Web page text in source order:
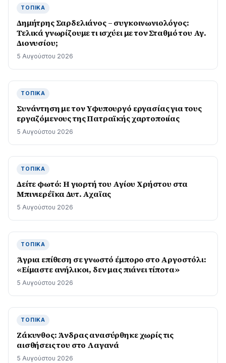
ΤΟΠΙΚΆ
Δημήτρης Σαρδελιάνος – συγκοινωνιολόγος:
Τελικά γνωρίζουμε τι ισχύει με τον Σταθμό του Αγ.
Διονυσίου;
5 Αυγούστου 2026
ΤΟΠΙΚΆ
Συνάντηση με τον Υφυπουργό εργασίας για τους
εργαζόμενους της Πατραϊκής χαρτοποιίας
5 Αυγούστου 2026
ΤΟΠΙΚΆ
Δείτε φωτό: Η γιορτή του Αγίου Χρήστου στα
Μπινιερέϊκα Δυτ. Αχαϊας
5 Αυγούστου 2026
ΤΟΠΙΚΆ
Άγρια επίθεση σε γνωστό έμπορο στο Αργοστόλι:
«Είμαστε ανήλικοι, δεν μας πιάνει τίποτα»
5 Αυγούστου 2026
ΤΟΠΙΚΆ
Ζάκυνθος: Άνδρας ανασύρθηκε χωρίς τις
αισθήσεις του στο Λαγανά
5 Αυγούστου 2026